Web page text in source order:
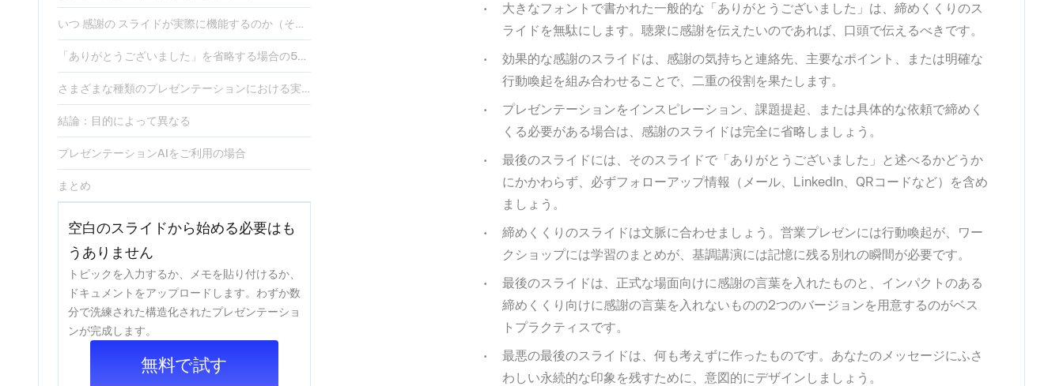
結論：目的によって異なる
プレゼンテーションAIをご利用の場合
まとめ
空白のスライドから始める必要はも
うありません
トピックを入力するか、メモを貼り付けるか、
ドキュメントをアップロードします。わずか数
分で洗練された構造化されたプレゼンテーショ
ンが完成します。
無料で試す
大きなフォントで書かれた一般的な「ありがとうございました」は、締めくくりのス
ライドを無駄にします。聴衆に感謝を伝えたいのであれば、口頭で伝えるべきです。
効果的な感謝のスライドは、感謝の気持ちと連絡先、主要なポイント、または明確な
行動喚起を組み合わせることで、二重の役割を果たします。
プレゼンテーションをインスピレーション、課題提起、または具体的な依頼で締めく
くる必要がある場合は、感謝のスライドは完全に省略しましょう。
最後のスライドには、そのスライドで「ありがとうございました」と述べるかどうか
にかかわらず、必ずフォローアップ情報（メール、LinkedIn、QRコードなど）を含め
ましょう。
締めくくりのスライドは文脈に合わせましょう。営業プレゼンには行動喚起が、ワー
クショップには学習のまとめが、基調講演には記憶に残る別れの瞬間が必要です。
最後のスライドは、正式な場面向けに感謝の言葉を入れたものと、インパクトのある
締めくくり向けに感謝の言葉を入れないものの2つのバージョンを用意するのがベス
トプラクティスです。
最悪の最後のスライドは、何も考えずに作ったものです。あなたのメッセージにふさ
わしい永続的な印象を残すために、意図的にデザインしましょう。